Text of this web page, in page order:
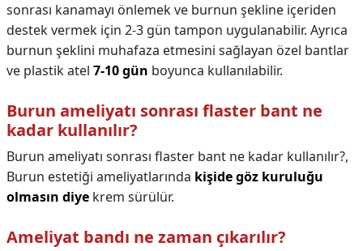
sonrası kanamayı önlemek ve burnun şekline içeriden
destek vermek için 2-3 gün tampon uygulanabilir. Ayrıca
burnun şeklini muhafaza etmesini sağlayan özel bantlar
ve plastik atel 7-10 gün boyunca kullanılabilir.
Burun ameliyatı sonrası flaster bant ne
kadar kullanılır?
Burun ameliyatı sonrası flaster bant ne kadar kullanılır?,
Burun estetiği ameliyatlarında kişide göz kuruluğu
olmasın diye krem sürülür.
Ameliyat bandı ne zaman çıkarılır?